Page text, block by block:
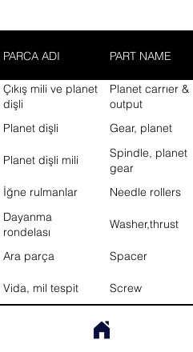
PARCA ADI PART NAME
Çıkış mili ve planet
dişli
Planet carrıer &
output
Planet dişli Gear, planet
Planet dişli mili
Spindle, planet
gear
İğne rulmanlar Needle rollers
Dayanma
rondelası
Washer,thrust
Ara parça Spacer
Vida, mil tespit Screw